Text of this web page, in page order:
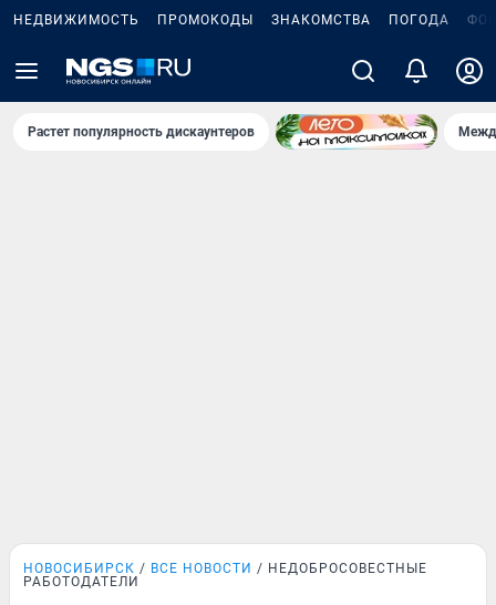
НЕДВИЖИМОСТЬ ПРОМОКОДЫ ЗНАКОМСТВА ПОГОДА
Растет популярность дискаунтеров
НОВОСИБИРСК ВСЕ НОВОСТИ
НЕДОБРОСОВЕСТНЫЕ
РАБОТОДАТЕЛИ